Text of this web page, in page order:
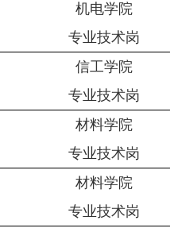
机电学院
专业技术岗
信工学院
专业技术岗
材料学院
专业技术岗
材料学院
专业技术岗